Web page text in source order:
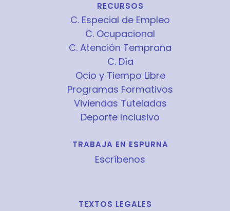
RECURSOS
C. Especial de Empleo
C. Ocupacional
C. Atención Temprana
C. Día
Ocio y Tiempo Libre
Programas Formativos
Viviendas Tuteladas
Deporte Inclusivo
TRABAJA EN ESPURNA
Escríbenos
TEXTOS LEGALES